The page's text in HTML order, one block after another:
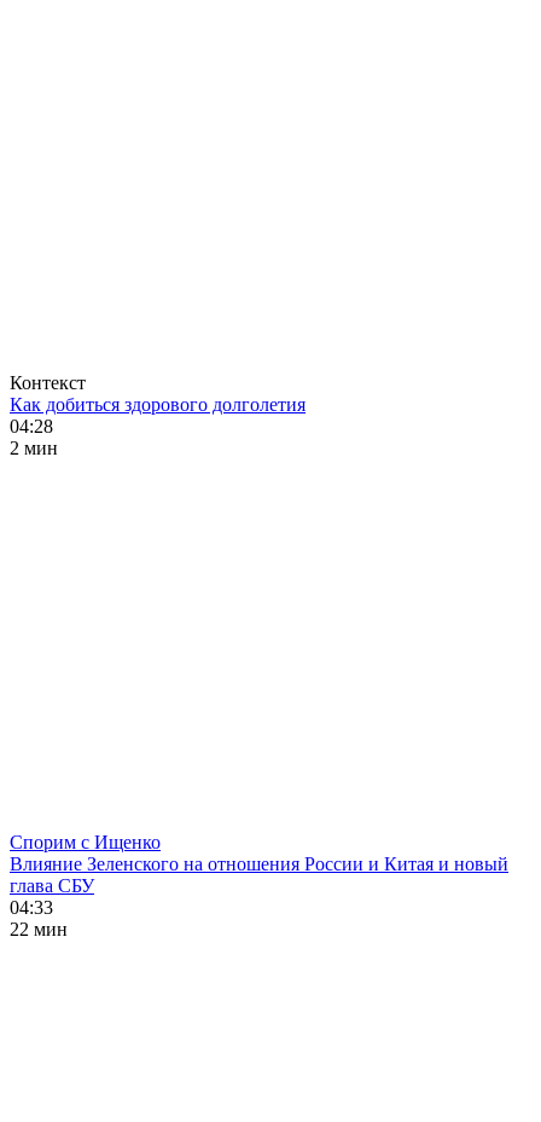
Контекст
Как добиться здорового долголетия
04:28
2 мин
Спорим с Ищенко
Влияние Зеленского на отношения России и Китая и новый
глава СБУ
04:33
22 мин